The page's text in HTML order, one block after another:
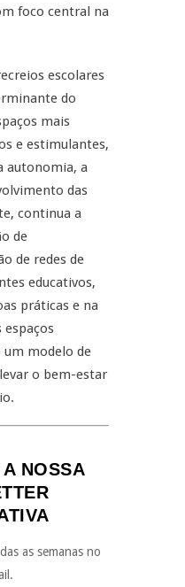
foco central na
escolares
do
mais
e estimulantes,
autonomia, a
das
continua a
de
de redes de
educativos,
práticas e na
modelo de
o bem-estar
NOSSA
as semanas no